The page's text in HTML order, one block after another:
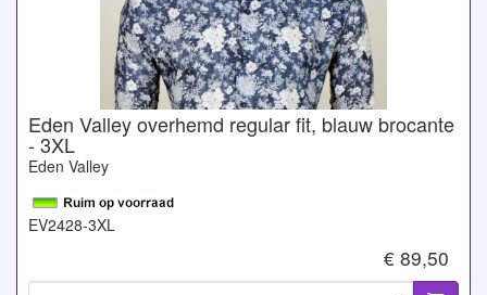
Eden Valley overhemd regular fit, blauw brocante
- 3XL
Eden Valley
EV2428-3XL
€ 89,50